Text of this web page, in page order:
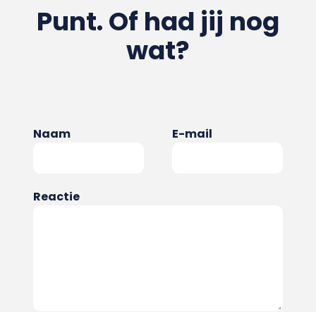
Punt. Of had jij nog
wat?
Naam E-mail
Reactie